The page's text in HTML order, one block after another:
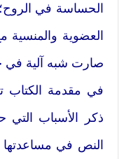
الحساسة في
العضوية والمنسية
صارت شبه آلية في
في مقدمة
ذكر الأسباب التي
النص في